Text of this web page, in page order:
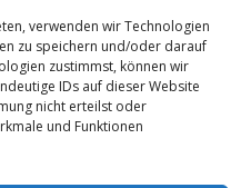
verwenden wir Technologien
zu speichern und/oder darauf
zustimmst, können wir
IDs auf dieser Website
nicht erteilst oder
und Funktionen